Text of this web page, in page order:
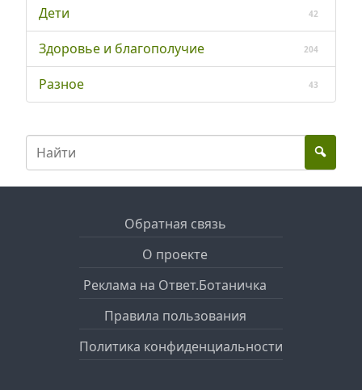
Дети 42
Здоровье и благополучие 204
Разное 43
Обратная связь
О проекте
Реклама на Ответ.Ботаничка
Правила пользования
Политика конфиденциальности